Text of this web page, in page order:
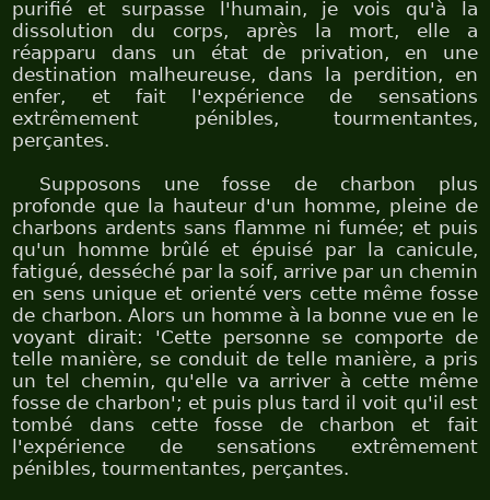
purifié et surpasse l'humain, je vois qu'à la
dissolution du corps, après la mort, elle a
réapparu dans un état de privation, en une
destination malheureuse, dans la perdition, en
enfer, et fait l'expérience de sensations
extrêmement pénibles, tourmentantes,
perçantes.
Supposons une fosse de charbon plus
profonde que la hauteur d'un homme, pleine de
charbons ardents sans flamme ni fumée; et puis
qu'un homme brûlé et épuisé par la canicule,
fatigué, desséché par la soif, arrive par un chemin
en sens unique et orienté vers cette même fosse
de charbon. Alors un homme à la bonne vue en le
voyant dirait: 'Cette personne se comporte de
telle manière, se conduit de telle manière, a pris
un tel chemin, qu'elle va arriver à cette même
fosse de charbon'; et puis plus tard il voit qu'il est
tombé dans cette fosse de charbon et fait
l'expérience de sensations extrêmement
pénibles, tourmentantes, perçantes.